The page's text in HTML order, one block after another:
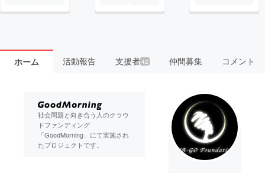
ホーム 活動報告 支援者42 仲間募集 コメント
社会問題と向き合う人のクラウ
ドファンディング
「GoodMorning」にて実施され
たプロジェクトです。